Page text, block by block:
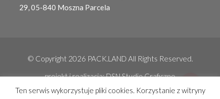
29, 05-840 Moszna Parcela
© Copyright 2026 PACK.LAND All Rights Reserved.
projekt i realizacja:DSN Studio Graficzne
Ten serwis wykorzystuje pliki cookies. Korzystanie z witryny